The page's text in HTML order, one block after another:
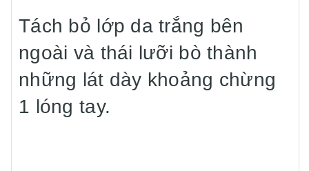
Tách bỏ lớp da trắng bên
ngoài và thái lưỡi bò thành
những lát dày khoảng chừng
1 lóng tay.